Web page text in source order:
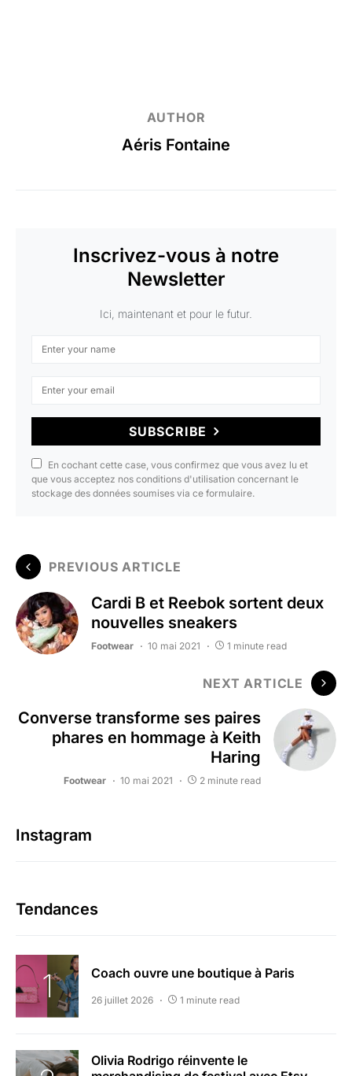
AUTHOR
Aéris Fontaine
Inscrivez-vous à notre
Newsletter
Ici, maintenant et pour le futur.
SUBSCRIBE
En cochant cette case, vous confirmez que vous avez lu et
que vous acceptez nos conditions d'utilisation concernant le
stockage des données soumises via ce formulaire.
PREVIOUS ARTICLE
Cardi B et Reebok sortent deux
nouvelles sneakers
Footwear 10 mai 2021 1 minute read
NEXT ARTICLE
Converse transforme ses paires
phares en hommage à Keith
Haring
Footwear 10 mai 2021 2 minute read
Instagram
Tendances
Coach ouvre une boutique à Paris
26 juillet 2026 1 minute read
Olivia Rodrigo réinvente le